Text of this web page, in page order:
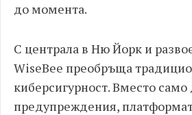
до момента.
С централа в Ню Йорк и
WiseBee преобръща
киберсигурност. Вместо
предупреждения,